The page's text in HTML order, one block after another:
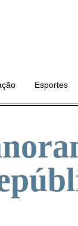
Esportes